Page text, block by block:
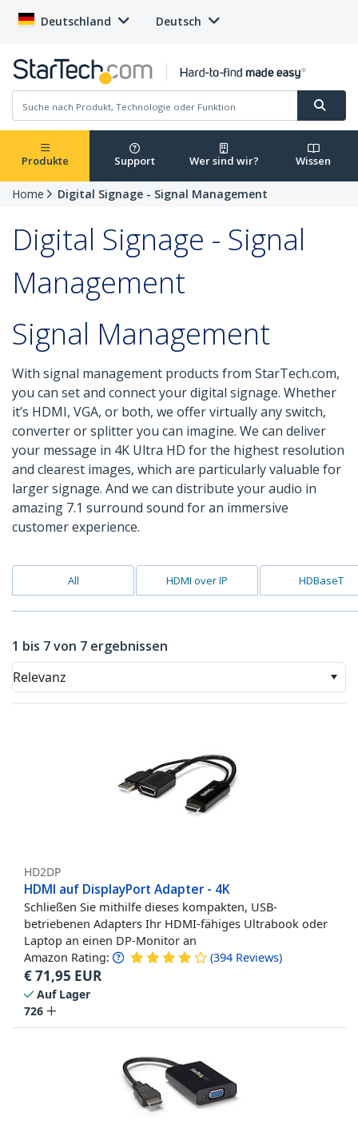
Deutschland Deutsch
Produkte Support Wer sind wir? Wissen
Home Digital Signage - Signal Management
Digital Signage - Signal
Management
Signal Management
With signal management products from StarTech.com,
you can set and connect your digital signage. Whether
it’s HDMI, VGA, or both, we offer virtually any switch,
converter or splitter you can imagine. We can deliver
your message in 4K Ultra HD for the highest resolution
and clearest images, which are particularly valuable for
larger signage. And we can distribute your audio in
amazing 7.1 surround sound for an immersive
customer experience.
All HDMI over IP HDBaseT
1 bis 7 von 7 ergebnissen
Relevanz
HD2DP
HDMI auf DisplayPort Adapter - 4K
Schließen Sie mithilfe dieses kompakten, USB-
betriebenen Adapters Ihr HDMI-fähiges Ultrabook oder
Laptop an einen DP-Monitor an
Amazon Rating: (394 Reviews)
€71,95 EUR
Auf Lager
726